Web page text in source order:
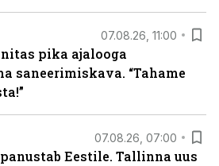
07.08.26, 11:00
pika ajalooga
saneerimiskava. “Tahame
07.08.26, 07:00
Eestile. Tallinna uus